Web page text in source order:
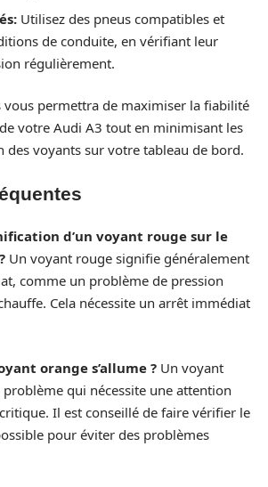
Utilisez des pneus compatibles et
de conduite, en vérifiant leur
régulièrement.
vous permettra de maximiser la fiabilité
votre Audi A3 tout en minimisant les
des voyants sur votre tableau de bord.
d’un voyant rouge sur le
Un voyant rouge signifie généralement
comme un problème de pression
Cela nécessite un arrêt immédiat
orange s’allume ? Un voyant
qui nécessite une attention
Il est conseillé de faire vérifier le
pour éviter des problèmes